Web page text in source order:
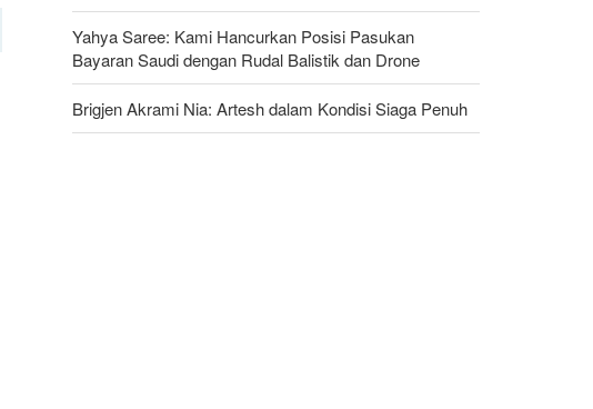
Yahya Saree: Kami Hancurkan Posisi Pasukan
Bayaran Saudi dengan Rudal Balistik dan Drone
Brigjen Akrami Nia: Artesh dalam Kondisi Siaga Penuh